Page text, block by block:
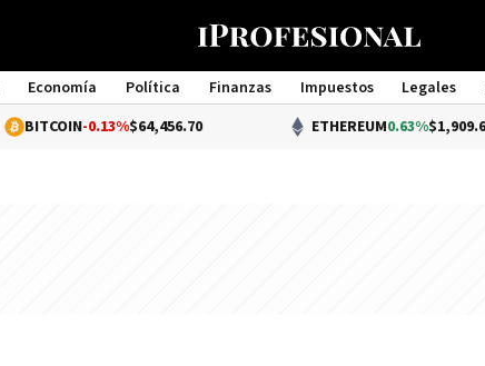
Economía Política Finanzas Impuestos Legales
Management
-0.13%$64,456.70 ETHEREUM 0.63%$1,909.66